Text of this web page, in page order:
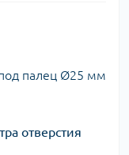
палец Ø25 мм
отверстия